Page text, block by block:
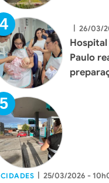
| 26/03/
Hospital
Paulo
CIDADES | 25/03/2026 -